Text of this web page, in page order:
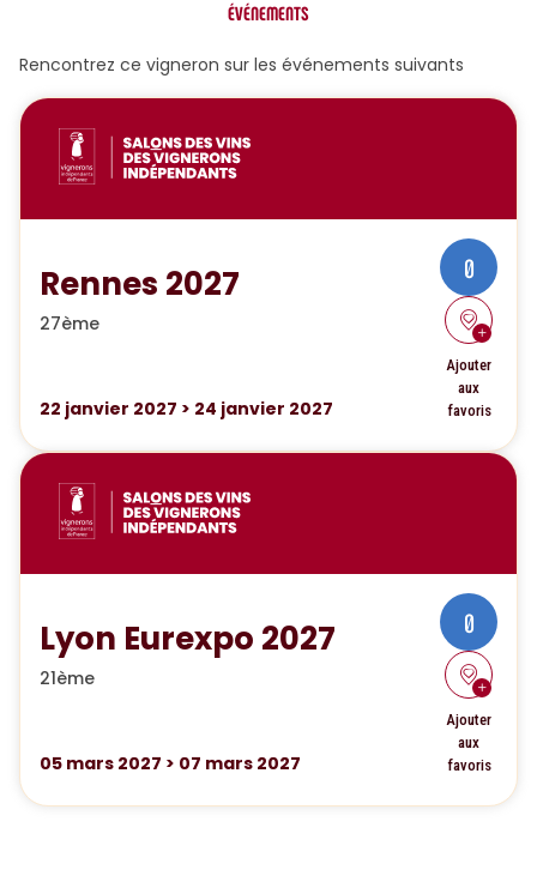
ÉVÉNEMENTS
Rencontrez ce vigneron sur les événements suivants
Rennes 2027
27ème
22 janvier 2027 > 24 janvier 2027
0
Ajouter
aux
favoris
Lyon Eurexpo 2027
21ème
05 mars 2027 > 07 mars 2027
0
Ajouter
aux
favoris